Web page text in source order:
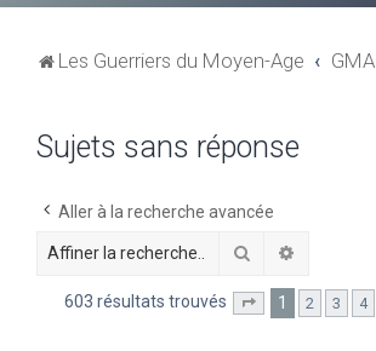
Les Guerriers du Moyen-Age GMA
Sujets sans réponse
Aller à la recherche avancée
Rechercher
603 résultats trouvés Page sur13
1 2 3 4